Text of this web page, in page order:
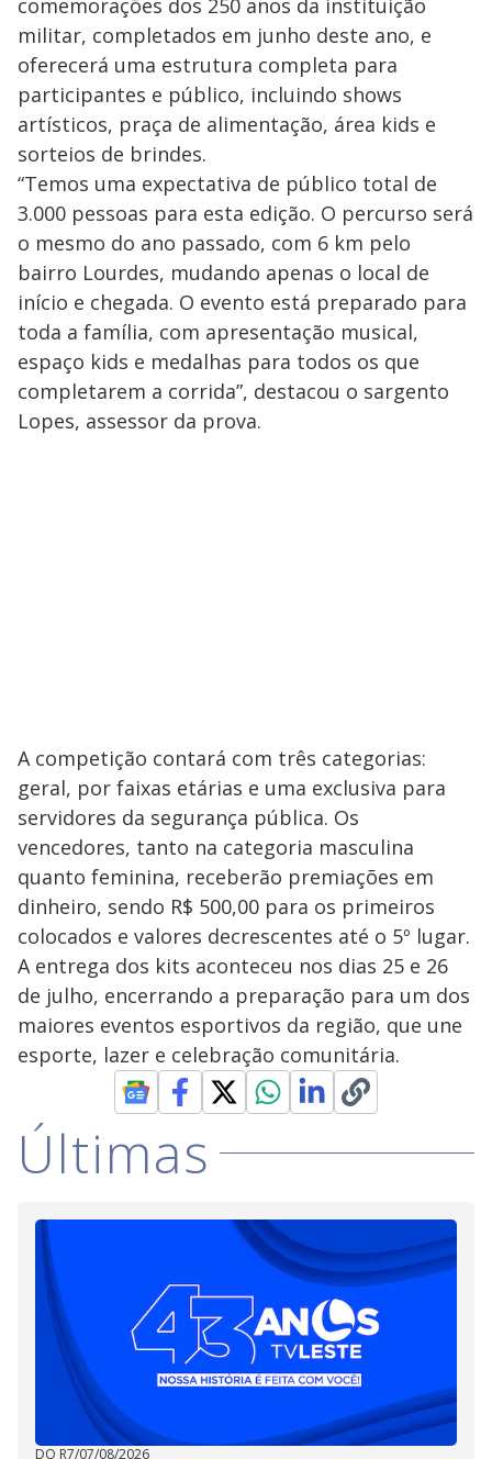
militar, completados em junho deste ano, e
oferecerá uma estrutura completa para
participantes e público, incluindo shows
artísticos, praça de alimentação, área kids e
sorteios de brindes.
“Temos uma expectativa de público total de
3.000 pessoas para esta edição. O percurso será
o mesmo do ano passado, com 6 km pelo
bairro Lourdes, mudando apenas o local de
início e chegada. O evento está preparado para
toda a família, com apresentação musical,
espaço kids e medalhas para todos os que
completarem a corrida”, destacou o sargento
Lopes, assessor da prova.
A competição contará com três categorias:
geral, por faixas etárias e uma exclusiva para
servidores da segurança pública. Os
vencedores, tanto na categoria masculina
quanto feminina, receberão premiações em
dinheiro, sendo R$ 500,00 para os primeiros
colocados e valores decrescentes até o 5º lugar.
A entrega dos kits aconteceu nos dias 25 e 26
de julho, encerrando a preparação para um dos
maiores eventos esportivos da região, que une
esporte, lazer e celebração comunitária.
Últimas
DO R7/07/08/2026